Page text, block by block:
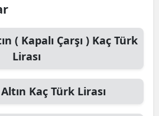
( Kapalı Çarşı )Kaç Türk
Lirası
Kaç Türk Lirası